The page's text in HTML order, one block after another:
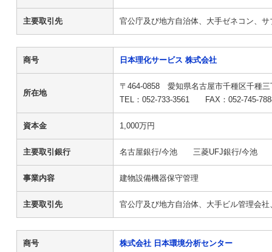
主要取引先 官公庁及び地方自治体、大手ゼネコン、
商号 日本理化サービス 株式会社
所在地
〒464-0858 愛知県名古屋市千種区千種三
TEL：052-733-3561
資本金 1,000万円
主要取引銀行 名古屋銀行/今池 三菱UFJ銀行/今池
事業内容 建物設備機器保守管理
主要取引先 官公庁及び地方自治体、大手ビル管理会社
商号 株式会社 日本環境分析センター